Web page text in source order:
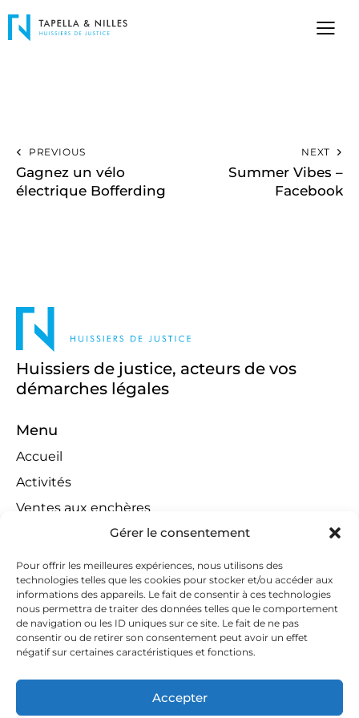
Gérer le consentement
Pour offrir les meilleures expériences, nous utilisons des
technologies telles que les cookies pour stocker et/ou accéder aux
informations des appareils. Le fait de consentir à ces technologies
nous permettra de traiter des données telles que le comportement
de navigation ou les ID uniques sur ce site. Le fait de ne pas
consentir ou de retirer son consentement peut avoir un effet
négatif sur certaines caractéristiques et fonctions.
Accepter
PREVIOUS
Gagnez un vélo
électrique Bofferding
NEXT
Summer Vibes –
Facebook
Huissiers de justice, acteurs de vos
démarches légales
Menu
Accueil
Activités
Ventes aux enchères
Compétences territoriales
Jeux concours
Liens
Contact
Contactez-nous
huissiers@tapella-nilles.lu